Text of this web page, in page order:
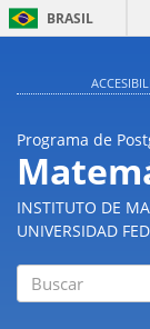
BRASIL
Programa de
INSTITUTO DE
UNIVERSIDAD